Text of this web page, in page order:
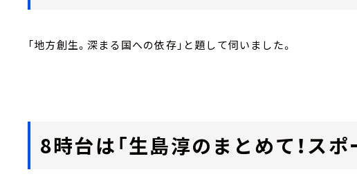
「地方創生。深まる国への依存」と題して伺いました。
8時台は「生島淳のまとめて！スポ